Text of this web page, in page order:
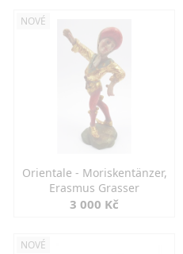
NOVÉ
Orientale - Moriskentänzer,
Erasmus Grasser
3 000 Kč
NOVÉ